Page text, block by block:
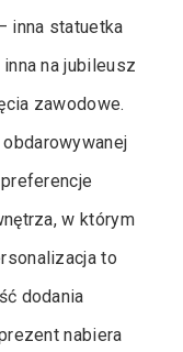
inna statuetka
na jubileusz
zawodowe.
w którym
to
dodania
nabiera